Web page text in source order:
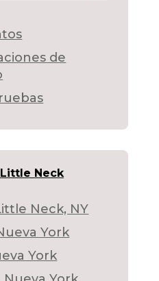
de
Neck
Neck, NY
York
York